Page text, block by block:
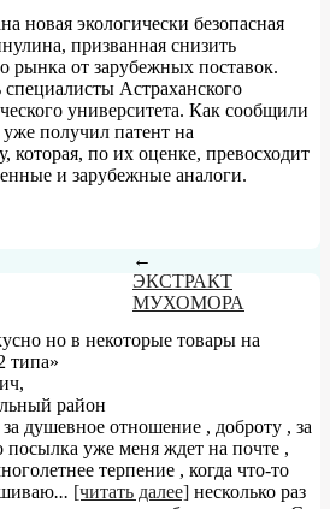
новая экологически безопасная
призванная снизить
рынка от зарубежных поставок.
специалисты Астраханского
университета. Как сообщили
уже получил патент на
которая, по их оценке, превосходит
и зарубежные аналоги.
но в некоторые товары на
типа»
,
район
душевное отношение , доброту , за
уже меня ждет на почте ,
терпение , когда что-то
... [читать далее] несколько раз
←
ЭКСТРАКТ
МУХОМОРА